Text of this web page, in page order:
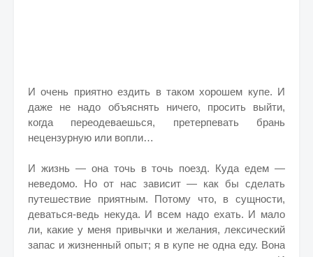
И очень приятно ездить в таком хорошем купе. И
даже не надо объяснять ничего, просить выйти,
когда переодеваешься, претерпевать брань
нецензурную или вопли…
И жизнь — она точь в точь поезд. Куда едем —
неведомо. Но от нас зависит — как бы сделать
путешествие приятным. Потому что, в сущности,
деваться-ведь некуда. И всем надо ехать. И мало
ли, какие у меня привычки и желания, лексический
запас и жизненный опыт; я в купе не одна еду. Вона